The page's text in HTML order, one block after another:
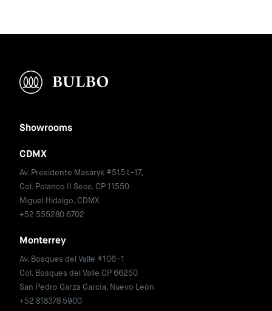
Showrooms
CDMX
Av. Presidente Masaryk #515 L-17,
Col. Polanco II Secc. CP 11550
Miguel Hidalgo, CDMX
+52 555280 6702
Monterrey
Av. Bosques del Valle #106–1
Col. Bosques del Valle CP 66250
San Pedro Garza García, Nuevo León
+52 818378 5900